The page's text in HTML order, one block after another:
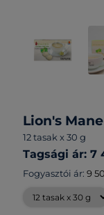
Lion's
12 tasak x 30 g
Tagsági ár: 7
Fogyasztói ár: 9